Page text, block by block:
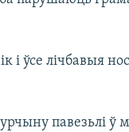
і ўсе лічбавыя
павезьлі ў